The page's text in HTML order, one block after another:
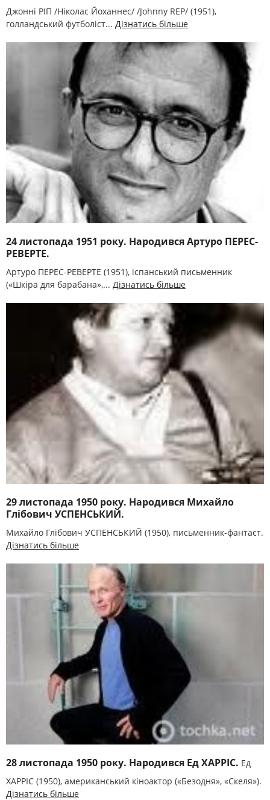
Джонні РІП /Ніколас Йоханнес/ /Johnny REP/ (1951),
голландський футболіст... Дізнатись більше
24 листопада 1951 року. Народився Артуро ПЕРЕС-
РЕВЕРТЕ.
Артуро ПЕРЕС-РЕВЕРТЕ (1951), іспанський письменник
(«Шкіра для барабана»,... Дізнатись більше
29 листопада 1950 року. Народився Михайло
Глібович УСПЕНСЬКИЙ.
Михайло Глібович УСПЕНСЬКИЙ (1950), письменник-фантаст.
Дізнатись більше
28 листопада 1950 року. Народився Ед ХАРРІС. Ед
ХАРРІС (1950), американський кіноактор («Безодня», «Скеля»).
Дізнатись більше